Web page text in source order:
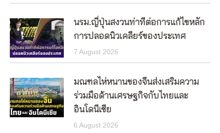
นรม.ญี่ปุ่นสงวนท่าทีต่อการแก้ไขหลัก
การปลอดนิวเคลียร์ของประเทศ
7 August 2026
มณฑลไห่หนานของจีนส่งเสริมความ
ร่วมมือด้านเศรษฐกิจกับไทยและ
อินโดนีเซีย
6 August 2026